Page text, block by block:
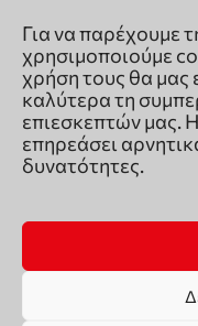
Για να παρέχουμε
χρησιμοποιούμε
χρήση τους θα μας
καλύτερα τη
επιεσκεπτών μας.
επηρεάσει
δυνατότητες.